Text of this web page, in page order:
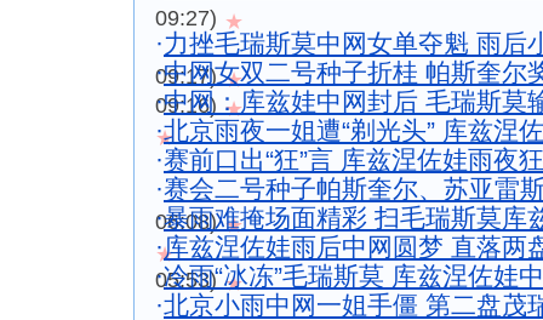
09:27) ★
·力挫毛瑞斯莫中网女单夺魁 雨后
09:17) ★
·中网女双二号种子折桂 帕斯奎尔
09:16) ★
·中网：库兹娃中网封后 毛瑞斯莫
★
·北京雨夜一姐遭“剃光头” 库兹涅
·赛前口出“狂”言 库兹涅佐娃雨夜
·赛会二号种子帕斯奎尔、苏亚雷
06:08) ★
·暴雨难掩场面精彩 扫毛瑞斯莫库
★
·库兹涅佐娃雨后中网圆梦 直落两
05:53) ★
·冷雨“冰冻”毛瑞斯莫 库兹涅佐娃
·北京小雨中网一姐手僵 第二盘茂